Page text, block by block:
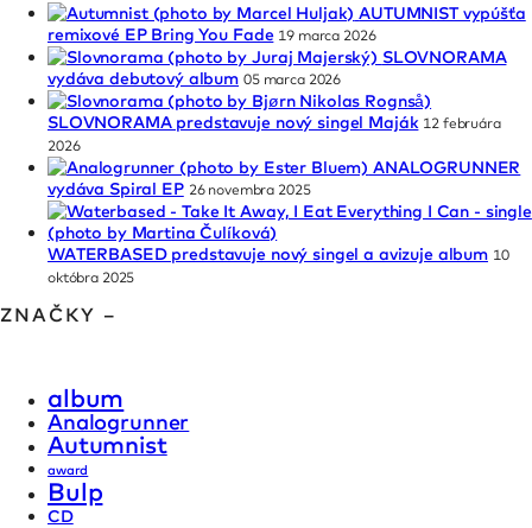
AUTUMNIST vypúšťa
remixové EP Bring You Fade 19 marca 2026
SLOVNORAMA
vydáva debutový album 05 marca 2026
SLOVNORAMA predstavuje nový singel Maják 12 februára
2026
ANALOGRUNNER
vydáva Spiral EP 26 novembra 2025
WATERBASED predstavuje nový singel a avizuje album 10
októbra 2025
ZNAČKY –
album
Analogrunner
Autumnist
award
Bulp
CD